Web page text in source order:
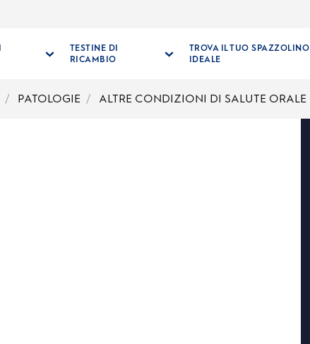
TESTINE DI
RICAMBIO
TROVA IL TUO SPAZZOLINO
IDEALE
PATOLOGIE ALTRE CONDIZIONI DI SALUTE ORALE